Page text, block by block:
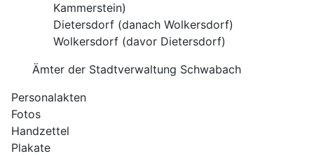
Kammerstein)
Dietersdorf (danach Wolkersdorf)
Wolkersdorf (davor Dietersdorf)
Ämter der Stadtverwaltung Schwabach
Personalakten
Fotos
Handzettel
Plakate